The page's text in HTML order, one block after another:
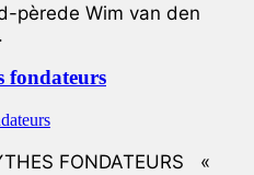
pèrede Wim van den
fondateurs
FONDATEURS «